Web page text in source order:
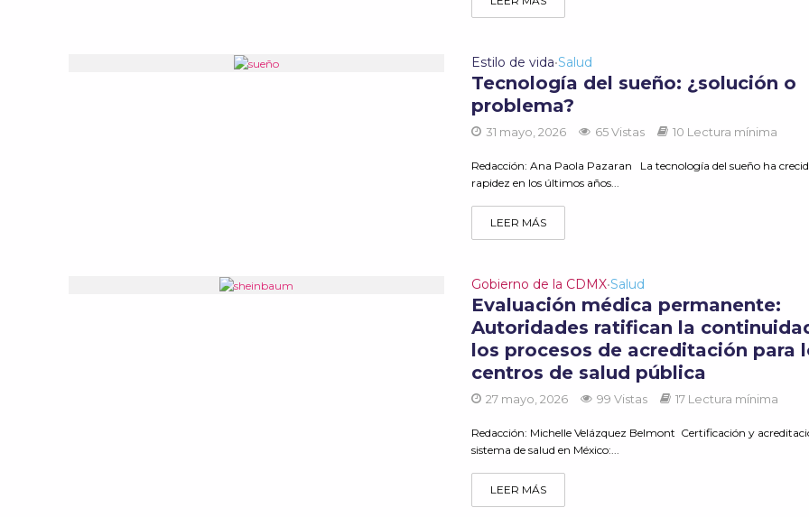
Estilo de vida•Salud
Tecnología del sueño: ¿solución o
problema?
31 mayo, 2026 65 Vistas 10 Lectura mínima
Redacción: Ana Paola Pazaran La tecnología del sueño ha
rapidez en los últimos años...
LEER MÁS
Gobierno de la CDMX•Salud
Evaluación médica permanente:
Autoridades ratifican la
los procesos de acreditación para
centros de salud pública
27 mayo, 2026 99 Vistas 17 Lectura mínima
Redacción: Michelle Velázquez Belmont Certificación y
sistema de salud en México:...
LEER MÁS